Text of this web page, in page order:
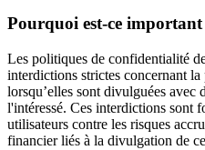
Pourquoi est-ce important
Les politiques de confidentialité
interdictions strictes concernant
lorsqu’elles sont divulguées avec
l'intéressé. Ces interdictions sont
utilisateurs contre les risques
financier liés à la divulgation de